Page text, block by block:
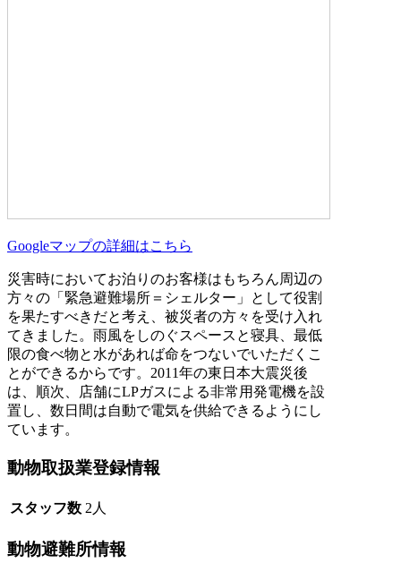
Googleマップの詳細はこちら
災害時においてお泊りのお客様はもちろん周辺の
方々の「緊急避難場所＝シェルター」として役割
を果たすべきだと考え、被災者の方々を受け入れ
てきました。雨風をしのぐスペースと寝具、最低
限の食べ物と水があれば命をつないでいただくこ
とができるからです。2011年の東日本大震災後
は、順次、店舗にLPガスによる非常用発電機を設
置し、数日間は自動で電気を供給できるようにし
ています。
動物取扱業登録情報
スタッフ数 2人
動物避難所情報